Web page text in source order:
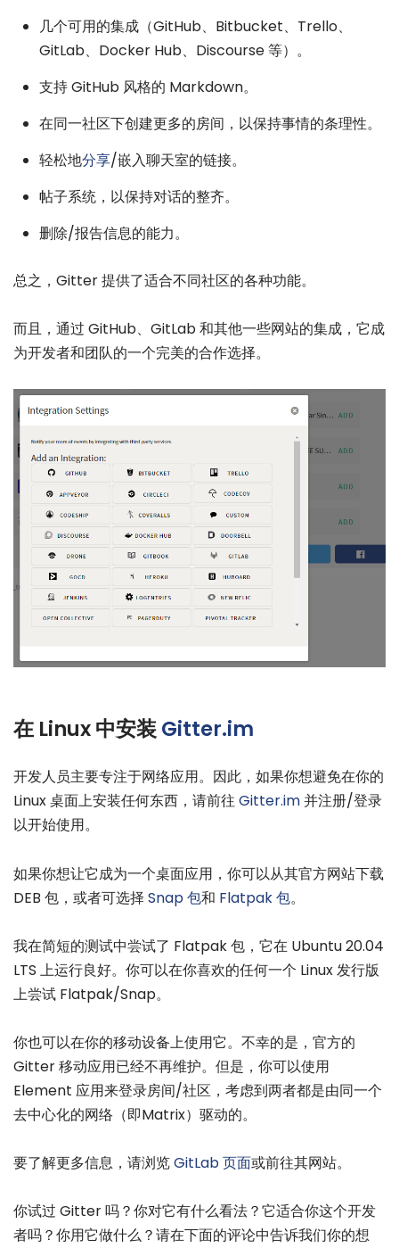
几个可用的集成（GitHub、Bitbucket、Trello、
GitLab、Docker Hub、Discourse 等）。
支持 GitHub 风格的 Markdown。
在同一社区下创建更多的房间，以保持事情的条理性。
轻松地分享/嵌入聊天室的链接。
帖子系统，以保持对话的整齐。
删除/报告信息的能力。
总之，Gitter 提供了适合不同社区的各种功能。
而且，通过 GitHub、GitLab 和其他一些网站的集成，它成
为开发者和团队的一个完美的合作选择。
在 Linux 中安装Gitter.im
开发人员主要专注于网络应用。因此，如果你想避免在你的
Linux 桌面上安装任何东西，请前往Gitter.im并注册/登录
以开始使用。
如果你想让它成为一个桌面应用，你可以从其官方网站下载
DEB 包，或者可选择 Snap 包和 Flatpak 包。
我在简短的测试中尝试了 Flatpak 包，它在 Ubuntu 20.04
LTS 上运行良好。你可以在你喜欢的任何一个 Linux 发行版
上尝试 Flatpak/Snap。
你也可以在你的移动设备上使用它。不幸的是，官方的
Gitter 移动应用已经不再维护。但是，你可以使用
Element 应用来登录房间/社区，考虑到两者都是由同一个
去中心化的网络（即Matrix）驱动的。
要了解更多信息，请浏览GitLab 页面或前往其网站。
你试过 Gitter 吗？你对它有什么看法？它适合你这个开发
者吗？你用它做什么？请在下面的评论中告诉我们你的想